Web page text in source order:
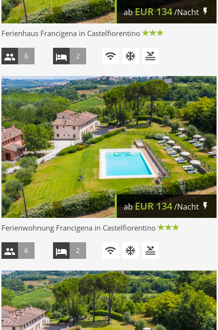
abEUR134/Nacht
Ferienhaus Francigena in Castelfiorentino
6 2
abEUR134/Nacht
Ferienwohnung Francigena in Castelfiorentino
6 2